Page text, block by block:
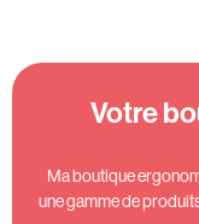
Votre
Ma boutique
une gamme de